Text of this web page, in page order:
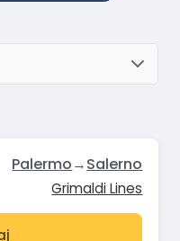
Palermo→Salerno
Grimaldi Lines